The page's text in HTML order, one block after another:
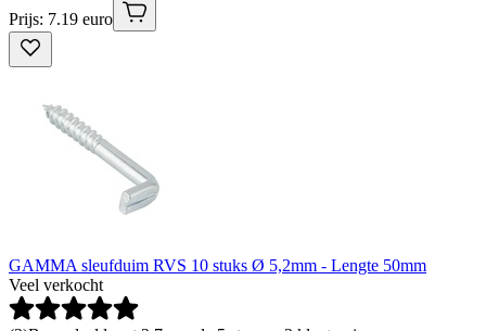
Prijs: 7.19 euro
GAMMA sleufduim RVS 10 stuks Ø 5,2mm - Lengte 50mm
Veel verkocht